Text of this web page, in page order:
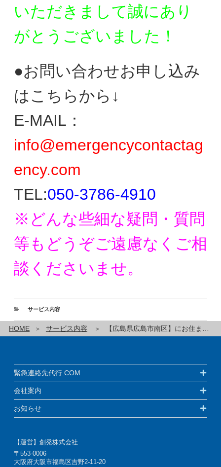
いただきまして誠にあり
がとう ございました！
●お問い合わせお申し込み
はこちらから↓
E-MAIL：
info@emergencycontactag
ency.com
TEL:050-3786-4910
※どんな些細な疑問・質問
等もどうぞご遠慮なく ご相
談くださいませ。
サービス内容
HOME サービス内容 【広島県広島市南区】にお住まいの方の緊急連絡先代行サービスです！
緊急連絡先代行.COM
会社案内
お知らせ
【運営】創発株式会社
〒553-0006
大阪府大阪市福島区吉野2-11-20